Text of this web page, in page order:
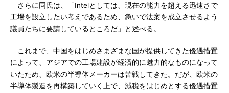
さらに同氏は、「Intelとしては、現在の能力を超える迅速さで
工場を設立したい考えであるため、急いで法案を成立させるよう
議員たちに要請しているところだ」と述べる。
これまで、中国をはじめさまざまな国が提供してきた優遇措置
によって、アジアでの工場建設が経済的に魅力的なものになって
いたため、欧米の半導体メーカーは苦戦してきた。だが、欧米の
半導体製造を再構築していく上で、減税をはじめとする優遇措置